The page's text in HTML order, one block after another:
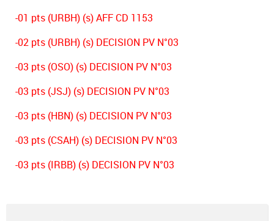
-01 pts (URBH) (s) AFF CD 1153
-02 pts (URBH) (s) DECISION PV N°03
-03 pts (OSO) (s) DECISION PV N°03
-03 pts (JSJ) (s) DECISION PV N°03
-03 pts (HBN) (s) DECISION PV N°03
-03 pts (CSAH) (s) DECISION PV N°03
-03 pts (IRBB) (s) DECISION PV N°03